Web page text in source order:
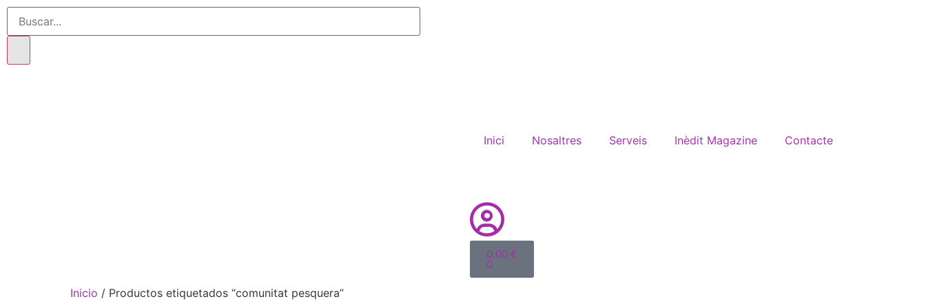
Inici Nosaltres Serveis Inèdit Magazine Contacte
0,00 €
0
Inicio / Productos etiquetados “comunitat pesquera”